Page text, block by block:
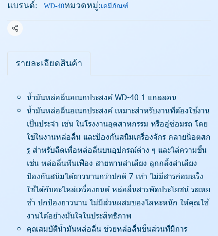
แบรนด์:
WD-40หมวดหมู่:เคมีภัณฑ์
แชร์
รายละเอียดสินค้า
น้ำมันหล่อลื่นอเนกประสงค์ WD-40 1 แกลลอน
น้ำมันหล่อลื่นอเนกประสงค์ เหมาะสำหรับงานที่ต้องใช้งาน
เป็นประจำ เช่น ในโรงงานอุตสาหกรรม หรืออู่ซ่อมรถ โดย
ใช้ในงานหล่อลื่น และป้องกันสนิมเครื่องจักร คลายน็อตสก
รู สำหรับฉีดเพื่อหล่อลื่นบนอุปกรณ์ต่าง ๆ และไล่ความชื้น
เช่น หล่อลื่นฟันเฟือง สายพานลำเลียง ลูกกลิ้งลำเลียง
ป้องกันสนิมได้ยาวนานกว่าปกติ 7 เท่า ไม่มีสารก่อมะเร็ง
ใช้ได้กับอะไหล่เครื่องยนต์ หล่อลื่นสารพัดประโยชน์ ระเหย
ช้า ปกป้องยาวนาน ไม่มีส่วนผสมของโลหะหนัก ให้คุณใช้
งานได้อย่างมั่นใจในประสิทธิภาพ
คุณสมบัติน้ำมันหล่อลื่น ช่วยหล่อลื่นชิ้นส่วนที่มีการ